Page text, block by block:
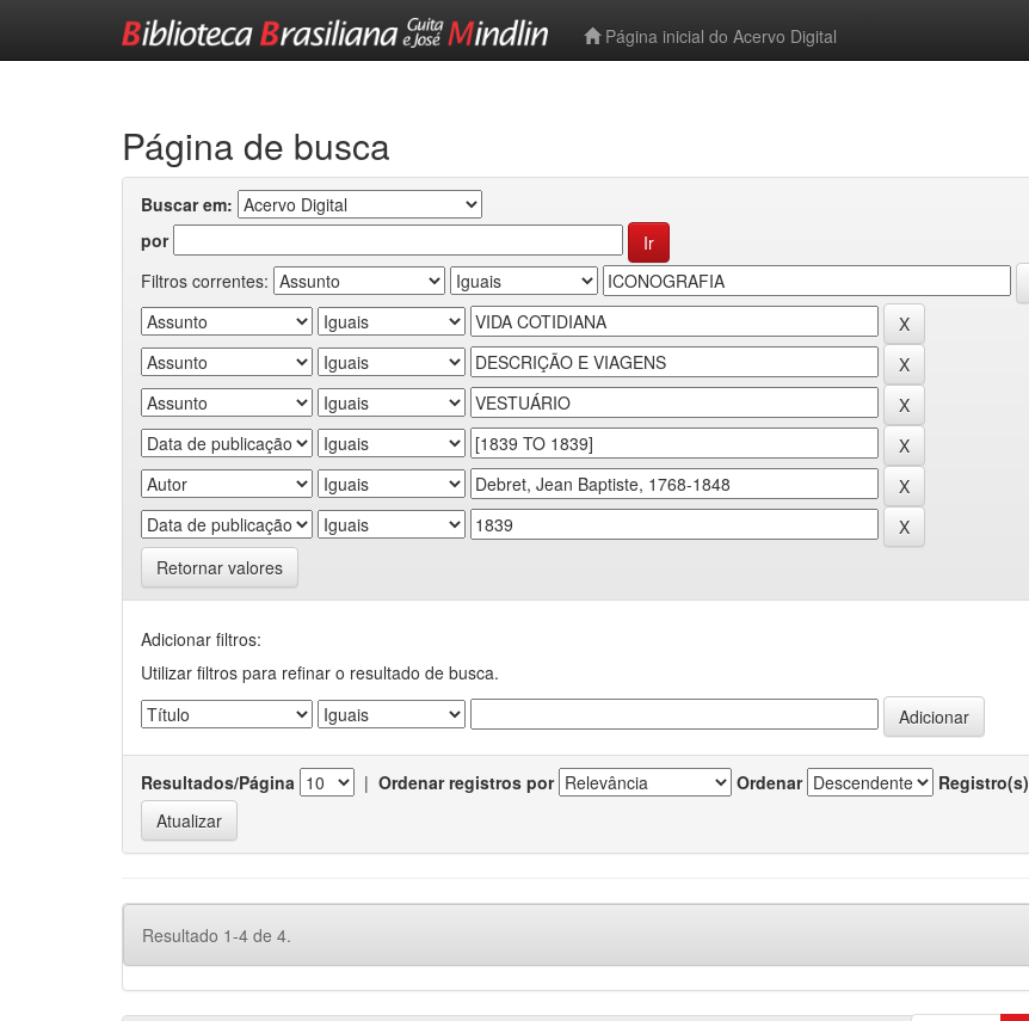
Página inicial do Acervo Digital
Página de busca
Buscar em:
por
Filtros correntes:
Retornar valores
Adicionar filtros:
Utilizar filtros para refinar o resultado de busca.
Resultados/Página | Ordenar registros por Ordenar Registro(s)
Resultado 1-4 de 4.